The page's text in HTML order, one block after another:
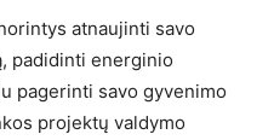
atnaujinti savo
padidinti energinio
pagerinti savo gyvenimo
projektų valdymo